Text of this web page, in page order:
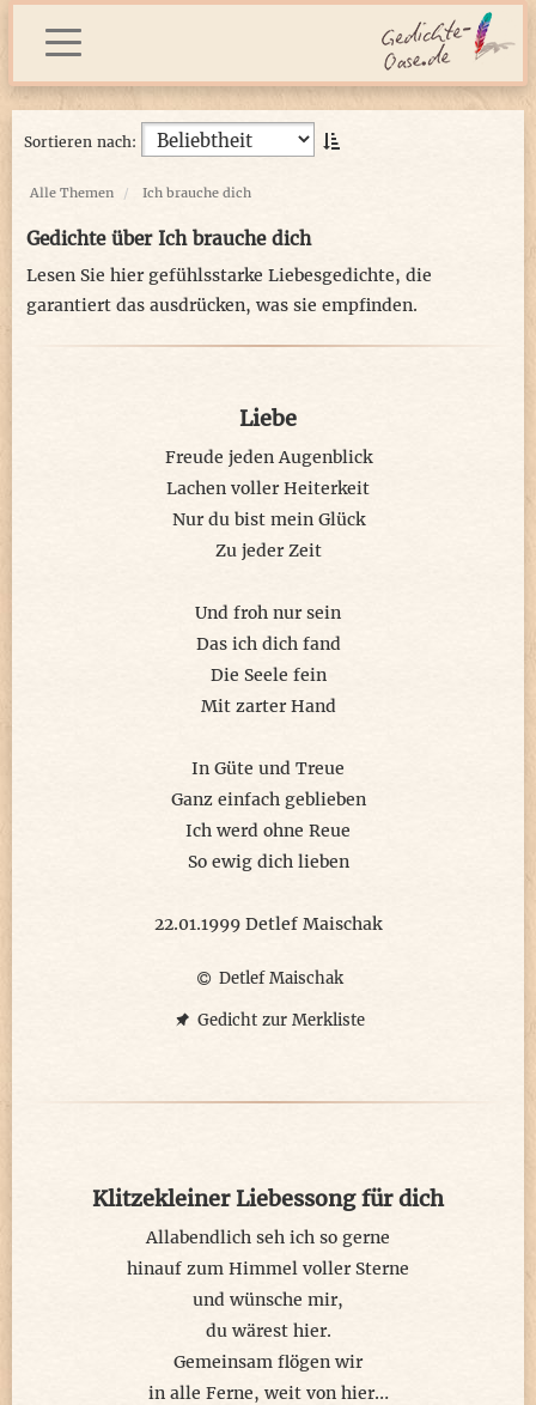
Sortieren nach:
Alle Themen Ich brauche dich
Gedichte über Ich brauche dich
Lesen Sie hier gefühlsstarke Liebesgedichte, die
garantiert das ausdrücken, was sie empfinden.
Liebe
Freude jeden Augenblick
Lachen voller Heiterkeit
Nur du bist mein Glück
Zu jeder Zeit
Und froh nur sein
Das ich dich fand
Die Seele fein
Mit zarter Hand
In Güte und Treue
Ganz einfach geblieben
Ich werd ohne Reue
So ewig dich lieben
22.01.1999 Detlef Maischak
Detlef Maischak
Gedicht zur Merkliste
Klitzekleiner Liebessong für dich
Allabendlich seh ich so gerne
hinauf zum Himmel voller Sterne
und wünsche mir,
du wärest hier.
Gemeinsam flögen wir
in alle Ferne, weit von hier…